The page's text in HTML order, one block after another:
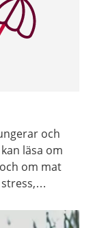
och
läsa om
om mat